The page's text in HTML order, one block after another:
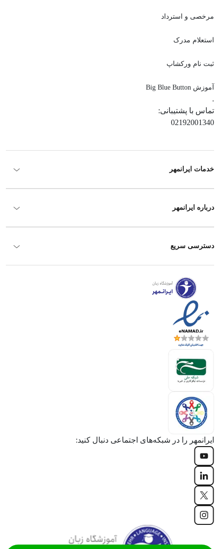
مرخصی و استرداد
استعلام مدرک
ثبت نام ورکشاپ
آموزش Big Blue Button
.
تماس با پشتیبانی:
02192001340
خدمات ایرانمهر
درباره ایرانمهر
دسترسی سریع
ایرانمهر را در شبکه‌های اجتماعی دنبال کنید: